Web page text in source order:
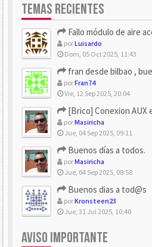
TEMAS RECIENTES
Fallo módulo de aire
porLuisardo
Dom, 05 Oct 2025, 11:43
fran desde bilbao ,
porFran74
Vie, 12 Sep 2025, 20:04
[Brico] Conexion AUX
porMasiricha
Jue, 04 Sep 2025, 09:11
Buenos días a todos.
porMasiricha
Jue, 04 Sep 2025, 08:58
Buenos dias a tod@s
porKronsteen23
Jue, 31 Jul 2025, 10:40
AVISO IMPORTANTE